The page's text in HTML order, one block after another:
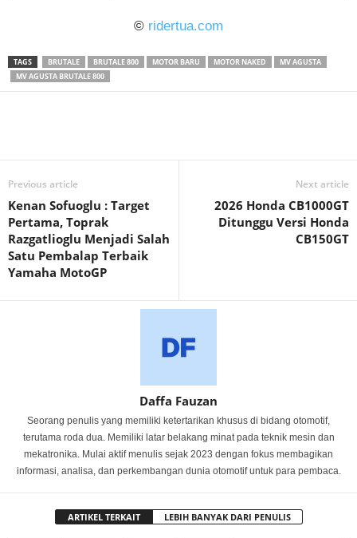
© ridertua.com
TAGS BRUTALE BRUTALE 800 MOTOR BARU MOTOR NAKED
MV AGUSTA
MV AGUSTA BRUTALE 800
Previous article
Kenan Sofuoglu : Target
Pertama, Toprak
Razgatlioglu Menjadi Salah
Satu Pembalap Terbaik
Yamaha MotoGP
Next article
2026 Honda CB1000GT
Ditunggu Versi Honda
CB150GT
Daffa Fauzan
Seorang penulis yang memiliki ketertarikan khusus di bidang otomotif,
terutama roda dua. Memiliki latar belakang minat pada teknik mesin dan
mekatronika. Mulai aktif menulis sejak 2023 dengan fokus membagikan
informasi, analisa, dan perkembangan dunia otomotif untuk para pembaca.
ARTIKEL TERKAIT LEBIH BANYAK DARI PENULIS